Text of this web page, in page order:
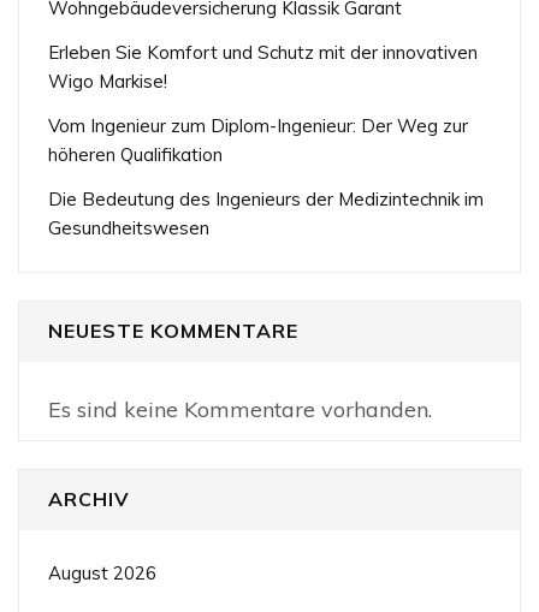
Wohngebäudeversicherung Klassik Garant
Erleben Sie Komfort und Schutz mit der innovativen
Wigo Markise!
Vom Ingenieur zum Diplom-Ingenieur: Der Weg zur
höheren Qualifikation
Die Bedeutung des Ingenieurs der Medizintechnik im
Gesundheitswesen
NEUESTE KOMMENTARE
Es sind keine Kommentare vorhanden.
ARCHIV
August 2026